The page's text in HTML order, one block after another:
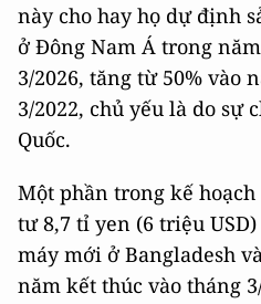
này cho hay họ dự định
ở Đông Nam Á trong
3/2026, tăng từ 50% vào
3/2022, chủ yếu là do sự
Quốc.
Một phần trong kế
tư 8,7 tỉ yen (6 triệu
máy mới ở Bangladesh
năm kết thúc vào tháng